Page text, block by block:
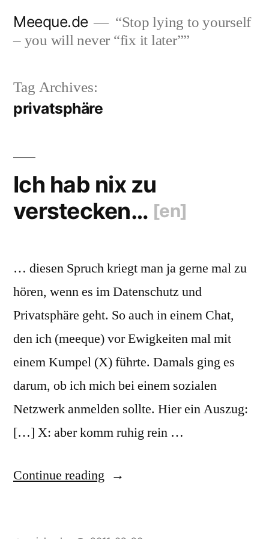
Meeque.de
“Stop lying to yourself
– you will never “fix it later””
Tag Archives:
privatsphäre
Ich hab nix zu
verstecken… [en]
… diesen Spruch kriegt man ja gerne mal zu
hören, wenn es im Datenschutz und
Privatsphäre geht. So auch in einem Chat,
den ich (meeque) vor Ewigkeiten mal mit
einem Kumpel (X) führte. Damals ging es
darum, ob ich mich bei einem sozialen
Netzwerk anmelden sollte. Hier ein Auszug:
[…] X: aber komm ruhig rein …
Continue reading Ich